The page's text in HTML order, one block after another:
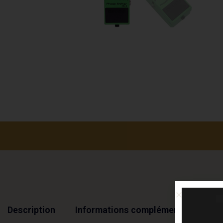
Description Informations complémentaires